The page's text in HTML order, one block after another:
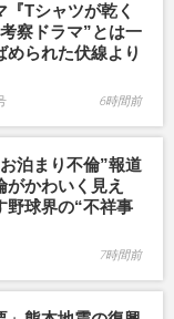
Tシャツが乾く
察ドラマ”とは一
られた伏線より
6時間前
泊まり不倫”報道
がかわいく見え
野球界の“不祥事
7時間前